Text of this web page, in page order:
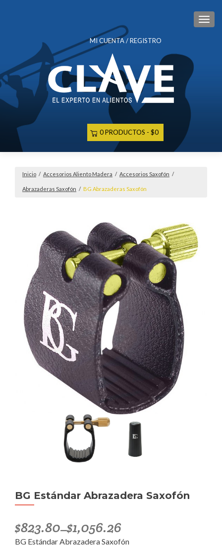
MI CUENTA / REGISTRO
0 PRODUCTOS $0
Inicio / Accesorios Aliento Madera / Accesorios Saxofón /
Abrazaderas Saxofón / BG Abrazaderas Saxofón
BG Estándar Abrazadera Saxofón
$823.80–$1,056.26
BG Estándar Abrazadera Saxofón